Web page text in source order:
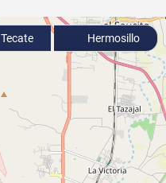
Tecate Hermosillo